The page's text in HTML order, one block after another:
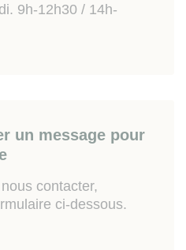
9h-12h30 / 14h-
un message pour
contacter,
ci-dessous.